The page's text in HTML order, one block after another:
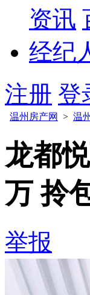
资讯
经纪
注册 登
温州房产网 > 温
龙都
万 拎
举报